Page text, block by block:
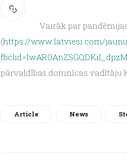
Vairāk par
(https://www.latviesi.com/
pārvaldības domnīcas vadītāju
Article News